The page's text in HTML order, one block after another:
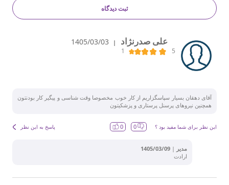
ثبت دیدگاه
علی صدرنژاد |
1405/03/03
آقای دهقان بسیار سپاسگزاریم از کار خوب مخصوصا وقت شناسی و پیگیر کار بودنتون
همچنین نیروهای پرسنل پرستاری و پزشکیتون
این نظر برای شما مفید بود ؟ 0
0 پاسخ به این نظر
مدیر |
1405/03/09
ارادت